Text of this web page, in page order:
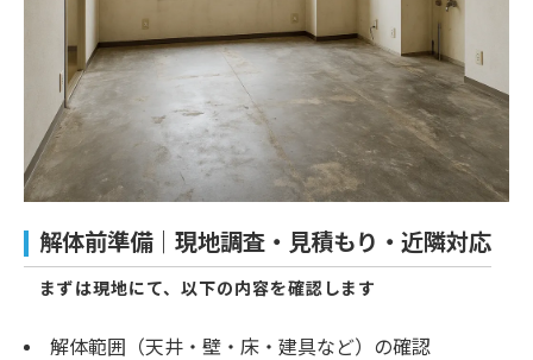
解体前準備｜現地調査・見積もり・近隣対応
まずは現地にて、以下の内容を確認します
解体範囲（天井・壁・床・建具など）の確認